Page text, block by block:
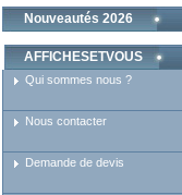
Nouveautés 2026
AFFICHESETVOUS
Qui sommes nous ?
Nous contacter
Demande de devis